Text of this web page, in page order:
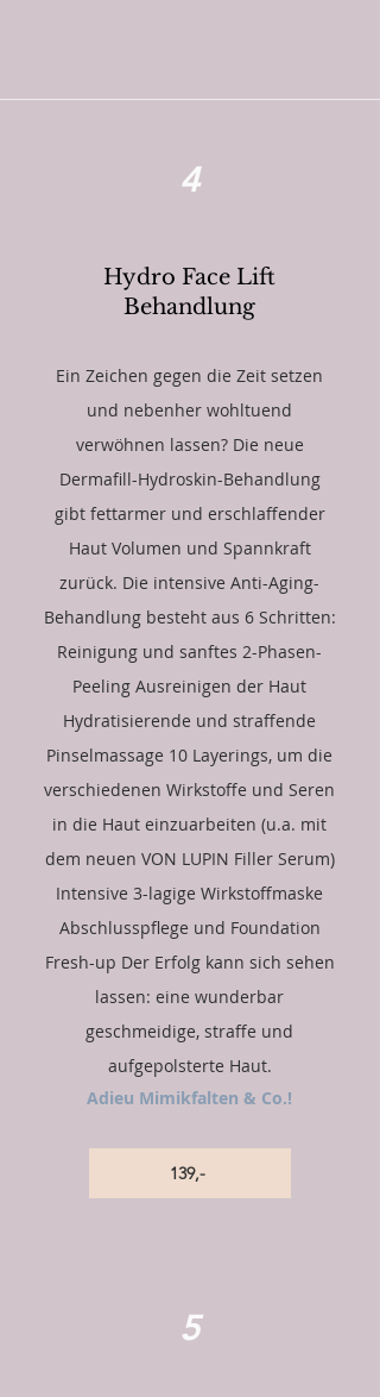
4
Hydro Face Lift
Behandlung
Ein Zeichen gegen die Zeit setzen
und nebenher wohltuend
verwöhnen lassen? Die neue
Dermafill-Hydroskin-Behandlung
gibt fettarmer und erschlaffender
Haut Volumen und Spannkraft
zurück. Die intensive Anti-Aging-
Behandlung besteht aus 6 Schritten:
Reinigung und sanftes 2-Phasen-
Peeling Ausreinigen der Haut
Hydratisierende und straffende
Pinselmassage 10 Layerings, um die
verschiedenen Wirkstoffe und Seren
in die Haut einzuarbeiten (u.a. mit
dem neuen VON LUPIN Filler Serum)
Intensive 3-lagige Wirkstoffmaske
Abschlusspflege und Foundation
Fresh-up Der Erfolg kann sich sehen
lassen: eine wunderbar
geschmeidige, straffe und
aufgepolsterte Haut.
Adieu Mimikfalten & Co.!
139,-
5